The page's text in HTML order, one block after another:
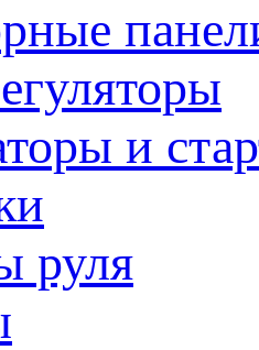
и
руля